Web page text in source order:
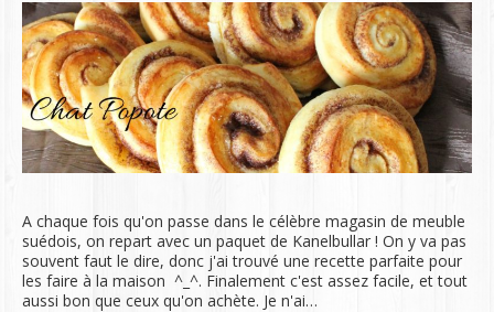
A chaque fois qu'on passe dans le célèbre magasin de meuble
suédois, on repart avec un paquet de Kanelbullar ! On y va pas
souvent faut le dire, donc j'ai trouvé une recette parfaite pour
les faire à la maison ^_^. Finalement c'est assez facile, et tout
aussi bon que ceux qu'on achète. Je n'ai…